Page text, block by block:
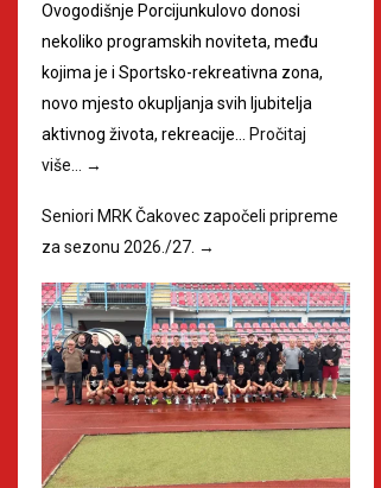
Ovogodišnje Porcijunkulovo donosi
nekoliko programskih noviteta, među
kojima je i Sportsko-rekreativna zona,
novo mjesto okupljanja svih ljubitelja
aktivnog života, rekreacije…
Pročitaj
više…
→
Seniori MRK Čakovec započeli pripreme
za sezonu 2026./27. →